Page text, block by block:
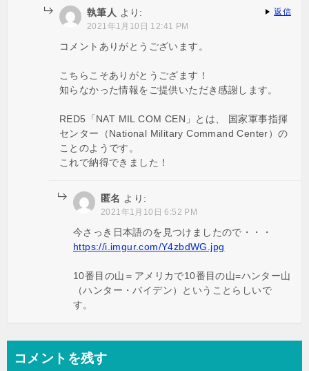
執筆人 より:
2021年1月10日 12:41 PM
コメントありがとうございます。
こちらこそありがとうござます！
知らなかった情報をご提供いただき感謝します。
RED5「NAT MIL COM CEN」とは、 国家軍事指揮
センター（National Military Command Center）の
ことのようです。
これで納得できました！
返信
匿名 より:
2021年1月10日 6:52 PM
今さっき日本語のを見つけましたので・・・
https://i.imgur.com/Y4zbdWG.jpg
10番目の山＝アメリカで10番目の山=ハンター山
（ハンター・バイデン）ということらしいで
す。
コメントを残す